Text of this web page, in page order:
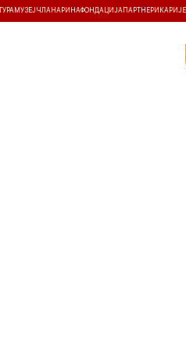
МУЗЕЈ ЧЛАНАРИНАФОНДАЦИЈА ПАРТНЕРИ